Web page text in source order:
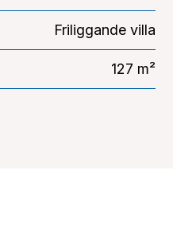
Friliggande villa
127 m²